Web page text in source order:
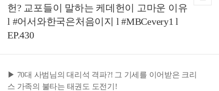
헌? 교포들이 말하는 케데헌이 고마운 이유
l #어서와한국은처음이지 l #MBCevery1 l
EP.430
▶ 70대 사범님의 대리석 격파?! 그 기세를 이어받은 크리
스 가족의 불타는 태권도 도전기!